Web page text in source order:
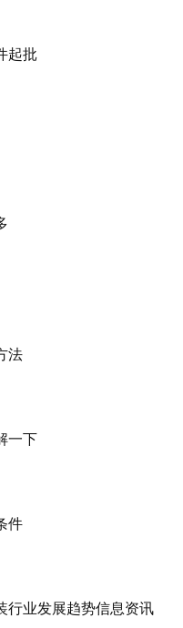
起批
法
一下
件
行业发展趋势信息资讯